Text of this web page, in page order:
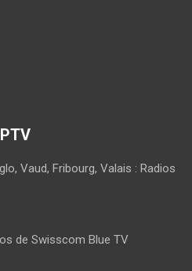
Vaud, Fribourg, Valais : Radios
de Swisscom Blue TV